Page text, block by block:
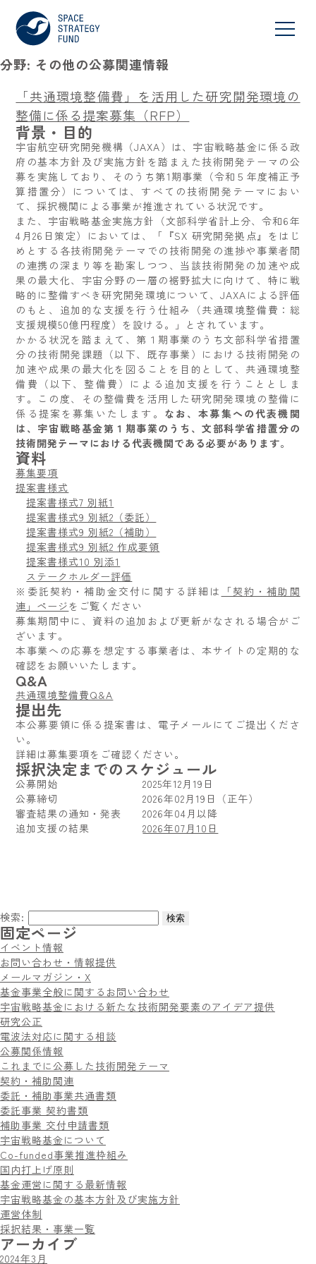
分野: その他の公募関連情報
「共通環境整備費」を活用した研究開発環境の
整備に係る提案募集（RFP）
背景・目的
宇宙航空研究開発機構（JAXA）は、宇宙戦略基金に係る政
府の基本方針及び実施方針を踏まえた技術開発テーマの公
募を実施しており、そのうち第1期事業（令和５年度補正予
算措置分）については、すべての技術開発テーマにおい
て、採択機関による事業が推進されている状況です。
また、宇宙戦略基金実施方針（文部科学省計上分、令和6年
4月26日策定）においては、「『SX 研究開発拠点』をはじ
めとする各技術開発テーマでの技術開発の進捗や事業者間
の連携の深まり等を勘案しつつ、当該技術開発の加速や成
果の最大化、宇宙分野の一層の裾野拡大に向けて、特に戦
略的に整備すべき研究開発環境について、JAXAによる評価
のもと、追加的な支援を行う仕組み（共通環境整備費：総
支援規模50億円程度）を設ける。」とされています。
かかる状況を踏まえて、第１期事業のうち文部科学省措置
分の技術開発課題（以下、既存事業）における技術開発の
加速や成果の最大化を図ることを目的として、共通環境整
備費（以下、整備費）による追加支援を行うこととしま
す。この度、その整備費を活用した研究開発環境の整備に
係る提案を募集いたします。 なお、本募集への代表機関
は、宇宙戦略基金第１期事業のうち、文部科学省措置分の
技術開発テーマにおける代表機関である必要があります。
資料
募集要項
提案書様式
提案書様式7 別紙1
提案書様式9 別紙2（委託）
提案書様式9 別紙2（補助）
提案書様式9 別紙2 作成要領
提案書様式10 別添1
ステークホルダー評価
※委託契約・補助金交付に関する詳細は
「契約・補助関
連」ページをご覧ください
募集期間中に、資料の追加および更新がなされる場合がご
ざいます。
本事業への応募を想定する事業者は、本サイトの定期的な
確認をお願いいたします。
Q&A
共通環境整備費Q&A
提出先
本公募要領に係る提案書は、電子メールにてご提出くださ
い。
詳細は募集要項をご確認ください。
採択決定までのスケジュール
公募開始 2025年12月19日
公募締切 2026年02月19日（正午）
審査結果の通知・発表 2026年04月以降
追加支援の結果2026年07月10日
検索:
固定ページ
イベント情報
お問い合わせ・情報提供
メールマガジン・X
基金事業全般に関するお問い合わせ
宇宙戦略基金における新たな技術開発要素のアイデア提供
研究公正
電波法対応に関する相談
公募関係情報
これまでに公募した技術開発テーマ
契約・補助関連
委託・補助事業共通書類
委託事業 契約書類
補助事業 交付申請書類
宇宙戦略基金について
Co-funded事業推進枠組み
国内打上げ原則
基金運営に関する最新情報
宇宙戦略基金の基本方針及び実施方針
運営体制
採択結果・事業一覧
アーカイブ
2024年3月